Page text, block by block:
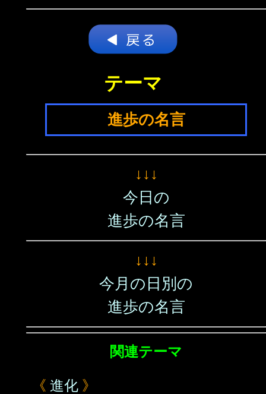
テーマ
進歩の名言
↓↓↓
今日の
進歩の名言
↓↓↓
今月の日別の
進歩の名言
関連テーマ
《 進化 》